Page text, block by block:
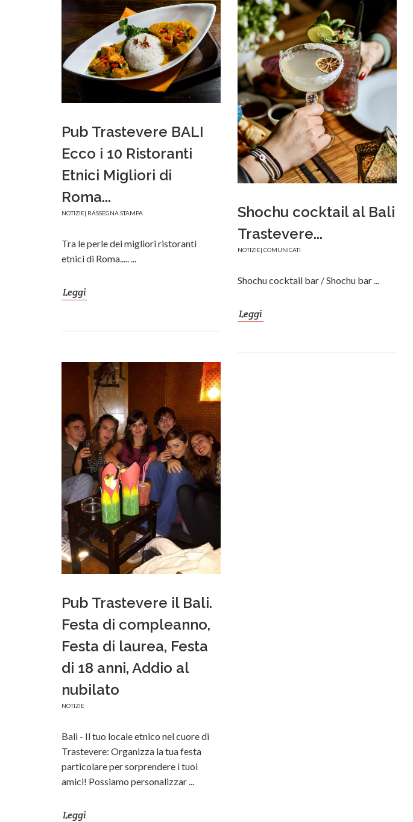
Shochu cocktail al Bali
Trastevere...
NOTIZIE| COMUNICATI
Shochu cocktail bar / Shochu bar ...
Leggi
Pub Trastevere BALI
Ecco i 10 Ristoranti
Etnici Migliori di
Roma...
NOTIZIE| RASSEGNA STAMPA
Tra le perle dei migliori ristoranti
etnici di Roma..... ...
Leggi
Pub Trastevere il Bali.
Festa di compleanno,
Festa di laurea, Festa
di 18 anni, Addio al
nubilato
NOTIZIE
Bali - Il tuo locale etnico nel cuore di
Trastevere: Organizza la tua festa
particolare per sorprendere i tuoi
amici! Possiamo personalizzar ...
Leggi